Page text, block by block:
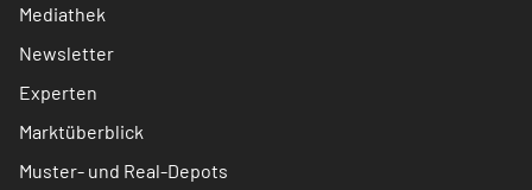
Mediathek
Newsletter
Experten
Marktüberblick
Muster- und Real-Depots